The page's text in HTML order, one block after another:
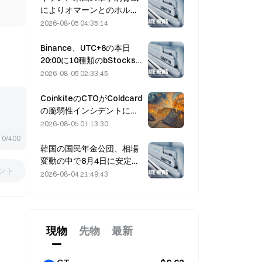
0/400
ト
によりオマーンとのホルム
ズ海峡合意が遅延すると表
2026-08-05 04:35:14
Binance、UTC+8の本日
20:00に10種類のbStocks
取引ペアの取引を開始、メ
2026-08-05 02:33:45
CoinkiteのCTOがColdcard
の脆弱性インシデントに関
与し、4回の攻撃を引き起こ
2026-08-05 01:13:30
韓国の国民年金公団、相場
変動の中で8月4日に安定株
へシフト
2026-08-04 21:49:43
現物 先物 最新